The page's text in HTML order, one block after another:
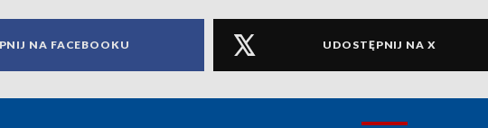
NA FACEBOOKU UDOSTĘPNIJ NA X